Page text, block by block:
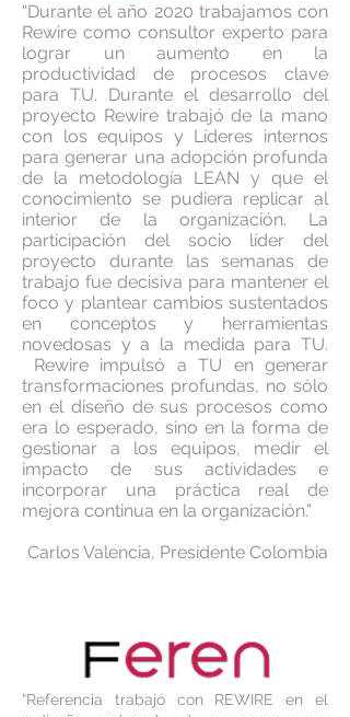
“Durante el año 2020 trabajamos con
Rewire como consultor experto para
lograr un aumento en la
productividad de procesos clave
para TU. Durante el desarrollo del
proyecto Rewire trabajó de la mano
con los equipos y Líderes internos
para generar una adopción profunda
de la metodología LEAN y que el
conocimiento se pudiera replicar al
interior de la organización. La
participación del socio líder del
proyecto durante las semanas de
trabajo fue decisiva para mantener el
foco y plantear cambios sustentados
en conceptos y herramientas
novedosas y a la medida para TU.
Rewire impulsó a TU en generar
transformaciones profundas, no sólo
en el diseño de sus procesos como
era lo esperado, sino en la forma de
gestionar a los equipos, medir el
impacto de sus actividades e
incorporar una práctica real de
mejora continua en la organización.”
Carlos Valencia, Presidente Colombia
“Referencia trabajó con REWIRE en el